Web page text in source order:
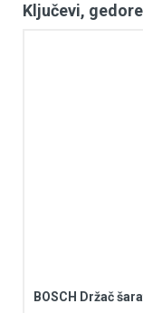
Ključevi,
BOSCH Držač